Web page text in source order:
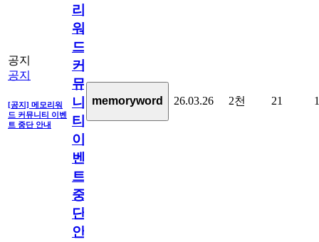
공지
공지
[공지] 메모리워
드 커뮤니티 이벤
트 중단 안내
리
워
드
커
뮤
니
티
이
벤
트
중
단
안
memoryword 26.03.26 2천 21 1